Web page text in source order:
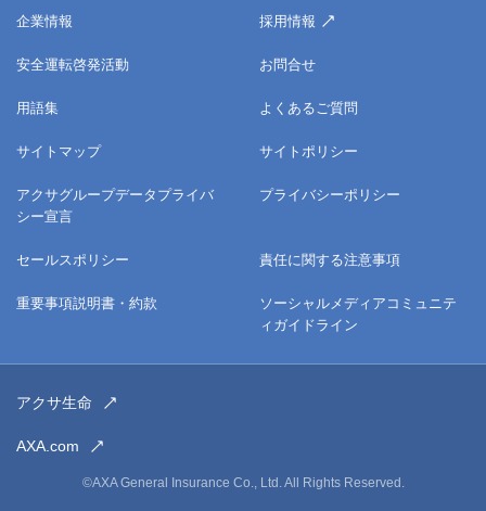
企業情報 採用情報
安全運転啓発活動 お問合せ
用語集 よくあるご質問
サイトマップ サイトポリシー
アクサグループデータプライバ
シー宣言
プライバシーポリシー
セールスポリシー 責任に関する注意事項
重要事項説明書・約款
ソーシャルメディアコミュニテ
ィガイドライン
アクサ生命
AXA.com
©AXA General Insurance Co., Ltd. All Rights Reserved.